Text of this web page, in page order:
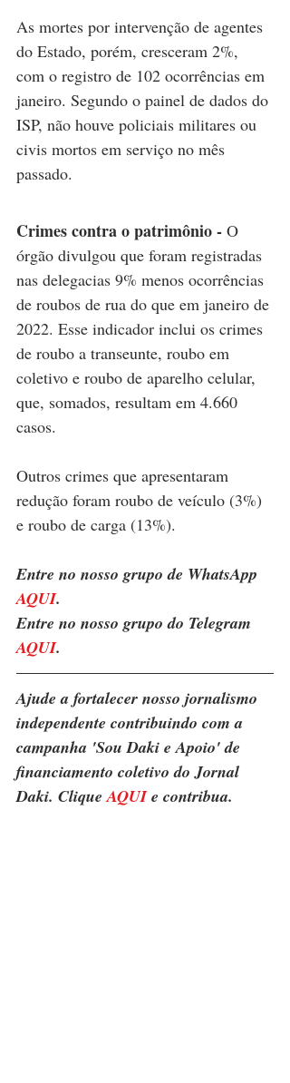
As mortes por intervenção de agentes
do Estado, porém, cresceram 2%,
com o registro de 102 ocorrências em
janeiro. Segundo o painel de dados do
ISP, não houve policiais militares ou
civis mortos em serviço no mês
passado.
Crimes contra o patrimônio - O
órgão divulgou que foram registradas
nas delegacias 9% menos ocorrências
de roubos de rua do que em janeiro de
2022. Esse indicador inclui os crimes
de roubo a transeunte, roubo em
coletivo e roubo de aparelho celular,
que, somados, resultam em 4.660
casos.
Outros crimes que apresentaram
redução foram roubo de veículo (3%)
e roubo de carga (13%).
Entre no nosso grupo de WhatsApp
AQUI.
Entre no nosso grupo do Telegram
AQUI.
Ajude a fortalecer nosso jornalismo
independente contribuindo com a
campanha 'Sou Daki e Apoio' de
financiamento coletivo do Jornal
Daki. Clique AQUI e contribua.